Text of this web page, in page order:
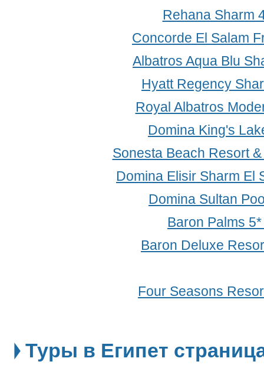
Rehana Sharm
Concorde El Salam
Albatros Aqua Blu
Hyatt Regency
Royal Albatros
Domina King's
Sonesta Beach Resort
Domina Elisir Sharm El
Domina Sultan
Baron Palms
Baron Deluxe
Four Seasons
Туры в Египет